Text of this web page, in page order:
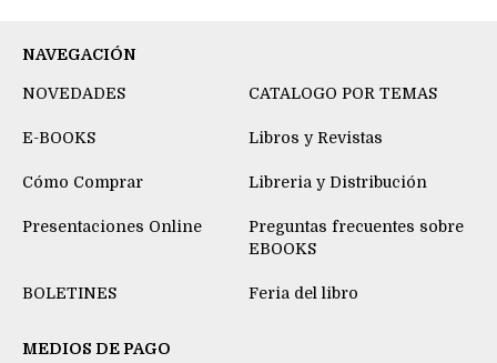
NAVEGACIÓN
NOVEDADES CATALOGO POR TEMAS
E-BOOKS Libros y Revistas
Cómo Comprar Libreria y Distribución
Presentaciones Online
Preguntas frecuentes sobre
EBOOKS
BOLETINES Feria del libro
MEDIOS DE PAGO